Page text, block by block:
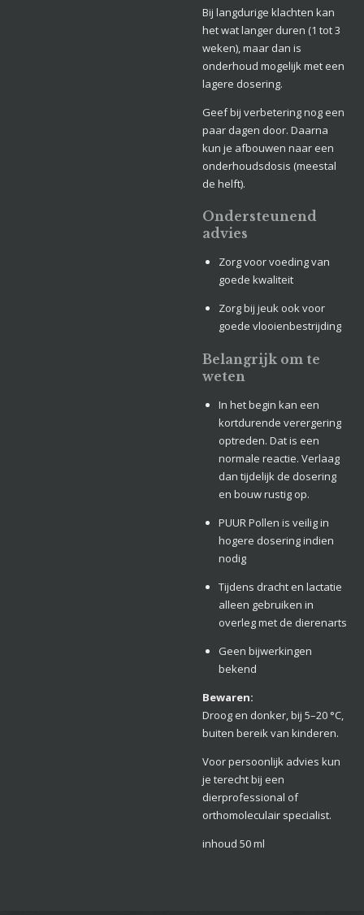
Bij langdurige klachten kan
het wat langer duren (1 tot 3
weken), maar dan is
onderhoud mogelijk met een
lagere dosering.
Geef bij verbetering nog een
paar dagen door. Daarna
kun je afbouwen naar een
onderhoudsdosis (meestal
de helft).
Ondersteunend
advies
Zorg voor voeding van
goede kwaliteit
Zorg bij jeuk ook voor
goede vlooienbestrijding
Belangrijk om te
weten
In het begin kan een
kortdurende verergering
optreden. Dat is een
normale reactie. Verlaag
dan tijdelijk de dosering
en bouw rustig op.
PUUR Pollen is veilig in
hogere dosering indien
nodig
Tijdens dracht en lactatie
alleen gebruiken in
overleg met de dierenarts
Geen bijwerkingen
bekend
Bewaren:
Droog en donker, bij 5–20 °C,
buiten bereik van kinderen.
Voor persoonlijk advies kun
je terecht bij een
dierprofessional of
orthomoleculair specialist.
inhoud 50 ml